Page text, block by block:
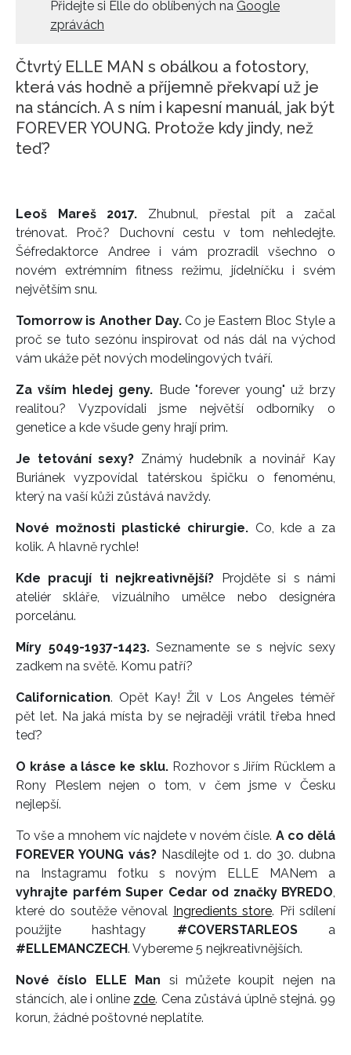
Přidejte si Elle do oblíbených na Google
zprávách
Čtvrtý ELLE MAN s obálkou a fotostory,
která vás hodně a příjemně překvapí už je
na stáncích. A s ním i kapesní manuál, jak být
FOREVER YOUNG. Protože kdy jindy, než
teď?
Leoš Mareš 2017. Zhubnul, přestal pít a začal
trénovat. Proč? Duchovní cestu v tom nehledejte.
Šéfredaktorce Andree i vám prozradil všechno o
novém extrémním fitness režimu, jídelníčku i svém
největším snu.
Tomorrow is Another Day.Co je Eastern Bloc Style a
proč se tuto sezónu inspirovat od nás dál na východ
vám ukáže pět nových modelingových tváří.
Za vším hledej geny. Bude "forever young" už brzy
realitou? Vyzpovídali jsme největší odborníky o
genetice a kde všude geny hrají prim.
Je tetování sexy? Známý hudebník a novinář Kay
Buriánek vyzpovídal tatérskou špičku o fenoménu,
který na vaší kůži zůstává navždy.
Nové možnosti plastické chirurgie. Co, kde a za
kolik. A hlavně rychle!
Kde pracují ti nejkreativnější? Projděte si s námi
ateliér skláře, vizuálního umělce nebo designéra
porcelánu.
Míry 5049-1937-1423.Seznamente se s nejvíc sexy
zadkem na světě. Komu patří?
Californication. Opět Kay! Žil v Los Angeles téměř
pět let. Na jaká místa by se nejraději vrátil třeba hned
teď?
O kráse a lásce ke sklu. Rozhovor s Jiřím Rücklem a
Rony Pleslem nejen o tom, v čem jsme v Česku
nejlepší.
To vše a mnohem víc najdete v novém čísle. A co dělá
FOREVER YOUNG vás? Nasdílejte od 1. do 30. dubna
na Instagramu fotku s novým ELLE MANem a
vyhrajte parfém Super Cedar od značky BYREDO,
které do soutěže věnoval Ingredients store. Při sdílení
použijte hashtagy #COVERSTARLEOSa
#ELLEMANCZECH. Vybereme 5 nejkreativnějších.
Nové číslo ELLE Man si můžete koupit nejen na
stáncích, ale i online zde. Cena zůstává úplně stejná. 99
korun, žádné poštovné neplatíte.